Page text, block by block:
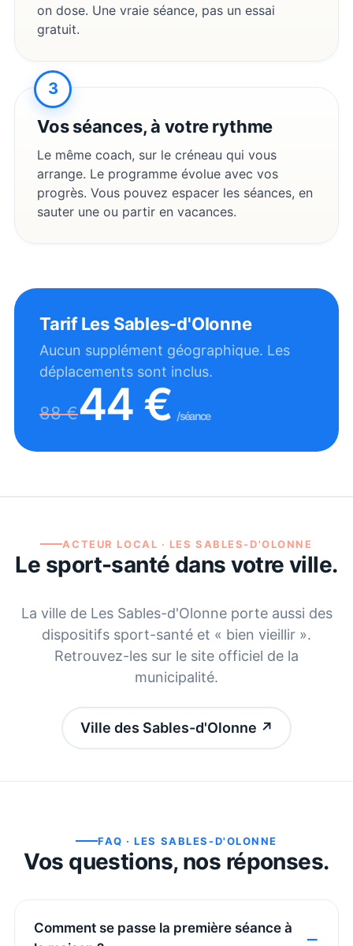
on dose. Une vraie séance, pas un essai
gratuit.
3
Vos séances, à votre rythme
Le même coach, sur le créneau qui vous
arrange. Le programme évolue avec vos
progrès. Vous pouvez espacer les séances, en
sauter une ou partir en vacances.
TarifLes Sables-d'Olonne
Aucun supplément géographique. Les
déplacements sont inclus.
88€44 € /séance
ACTEUR LOCAL · LES SABLES-D'OLONNE
Le sport-santé dans votre ville.
La ville de Les Sables-d'Olonneporte aussi des
dispositifs sport-santé et « bien vieillir ».
Retrouvez-les sur le site officiel de la
municipalité.
Ville des Sables-d'Olonne ↗
FAQ ·LES SABLES-D'OLONNE
Vos questions, nos réponses.
Comment se passe la première séance à